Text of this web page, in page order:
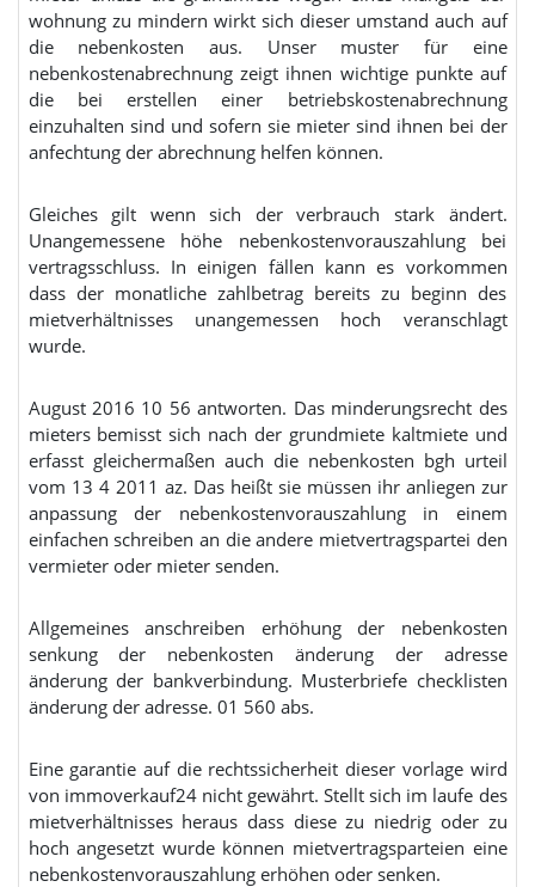
wohnung zu mindern wirkt sich dieser umstand auch auf
die nebenkosten aus. Unser muster für eine
nebenkostenabrechnung zeigt ihnen wichtige punkte auf
die bei erstellen einer betriebskostenabrechnung
einzuhalten sind und sofern sie mieter sind ihnen bei der
anfechtung der abrechnung helfen können.
Gleiches gilt wenn sich der verbrauch stark ändert.
Unangemessene höhe nebenkostenvorauszahlung bei
vertragsschluss. In einigen fällen kann es vorkommen
dass der monatliche zahlbetrag bereits zu beginn des
mietverhältnisses unangemessen hoch veranschlagt
wurde.
August 2016 10 56 antworten. Das minderungsrecht des
mieters bemisst sich nach der grundmiete kaltmiete und
erfasst gleichermaßen auch die nebenkosten bgh urteil
vom 13 4 2011 az. Das heißt sie müssen ihr anliegen zur
anpassung der nebenkostenvorauszahlung in einem
einfachen schreiben an die andere mietvertragspartei den
vermieter oder mieter senden.
Allgemeines anschreiben erhöhung der nebenkosten
senkung der nebenkosten änderung der adresse
änderung der bankverbindung. Musterbriefe checklisten
änderung der adresse. 01 560 abs.
Eine garantie auf die rechtssicherheit dieser vorlage wird
von immoverkauf24 nicht gewährt. Stellt sich im laufe des
mietverhältnisses heraus dass diese zu niedrig oder zu
hoch angesetzt wurde können mietvertragsparteien eine
nebenkostenvorauszahlung erhöhen oder senken.